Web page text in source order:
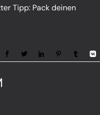
Tipp: Pack deinen